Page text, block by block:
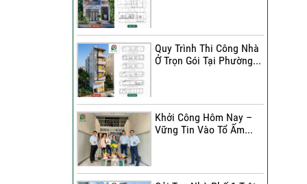
Đánh Giá Của Chị Dung Về
Công Trình Sửa Chữa Nhà
Đánh Giá Của Anh Khoa
Về Công Trình Sửa Nhà 3
Tầng
Công Trình Sửa Nhà 3
Quy Trình Thi Công Nhà
Ở Trọn Gói Tại Phường...
Khởi Công Hôm Nay –
Vững Tin Vào Tổ Ấm...